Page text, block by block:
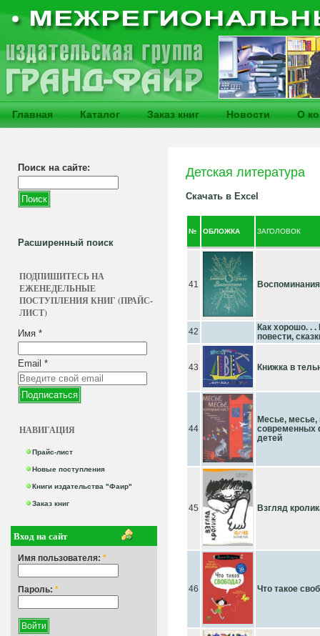
Главная Каталог Заказ книг Новости О
Поиск на сайте:
Расширенный поиск
ПОДПИШИТЕСЬ НА
ЕЖЕНЕДЕЛЬНЫЕ
ПОСТУПЛЕНИЯ КНИГ (ПРАЙС-
ЛИСТ)
Имя *
Email *
НАВИГАЦИЯ
Прайс-лист
Новые поступления
Книги издательства "Фаир"
Заказ книг
Вход на сайт
Имя пользователя: *
Пароль: *
Детская литература
Скачать в Excel
№ ОБЛОЖКА ЗАГОЛОВОК
41
42
Как хорошо. .
повести,
43 Книжка в
44
Месье, месье,
современных
детей
45 Взгляд
46 Что такое